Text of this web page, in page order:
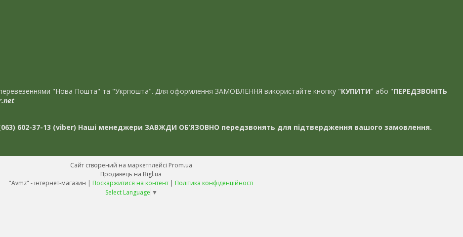
перевезеннями "Нова Пошта" та "Укрпошта". Для оформлення ЗАМОВЛЕННЯ використайте кнопку "КУПИТИ" або "ПЕРЕДЗВОНІТЬ
602-37-13 (viber) Наші менеджери ЗАВЖДИ ОБ’ЯЗОВНО передзвонять для підтвердження вашого замовлення.
Сайт створений на маркетплейсі Prom.ua
Продавець на Bigl.ua
"Avmz" - інтернет-магазин | Поскаржитися на контент | Політика конфіденційності
Select Language ▼